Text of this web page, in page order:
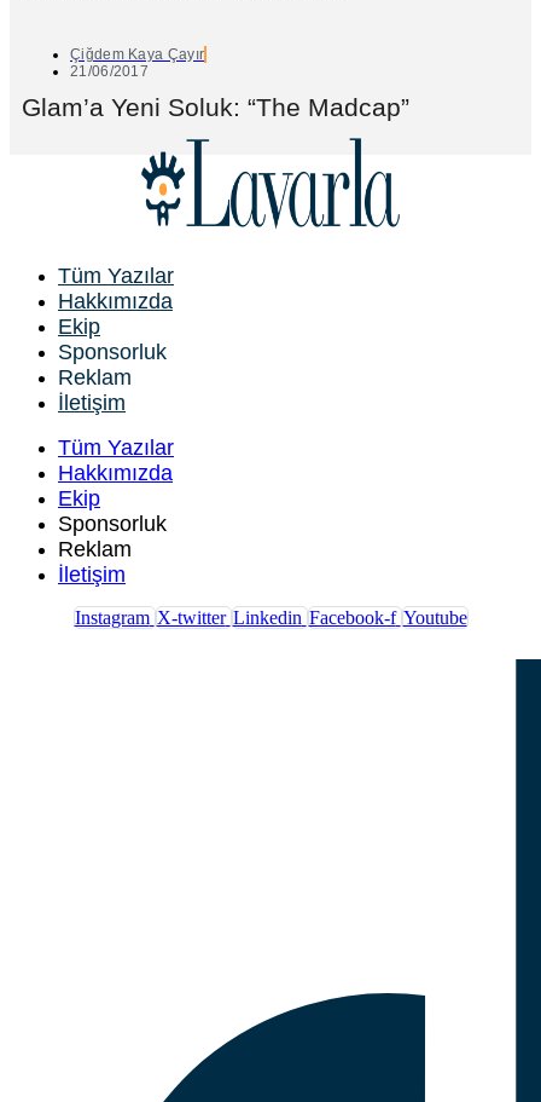
Çiğdem Kaya Çayır
21/06/2017
Glam’a Yeni Soluk: “The Madcap”
Tüm Yazılar
Hakkımızda
Ekip
Sponsorluk
Reklam
İletişim
Tüm Yazılar
Hakkımızda
Ekip
Sponsorluk
Reklam
İletişim
Instagram X-twitter Linkedin Facebook-f Youtube